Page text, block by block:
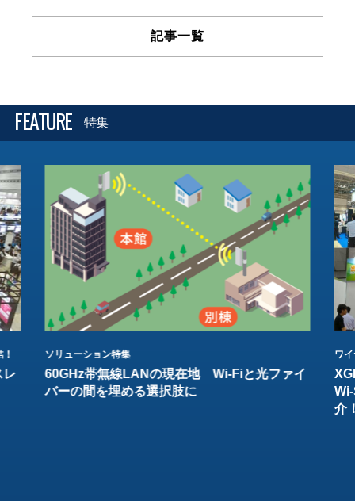
記事一覧
FEATURE 特集
レ
ソリューション特集
60GHz帯無線LANの現在地 Wi-Fiと光ファイ
バーの間を埋める選択肢に
ワ
介